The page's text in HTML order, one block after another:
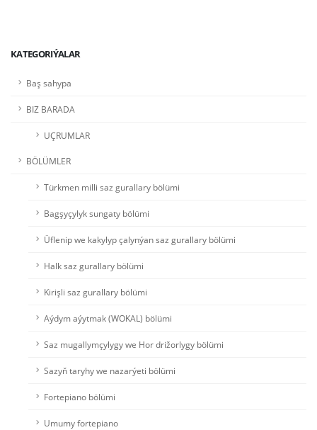
KATEGORIÝALAR
Baş sahypa
BIZ BARADA
UÇRUMLAR
BÖLÜMLER
Türkmen milli saz gurallary bölümi
Bagşyçylyk sungaty bölümi
Üflenip we kakylyp çalynýan saz gurallary bölümi
Halk saz gurallary bölümi
Kirişli saz gurallary bölümi
Aýdym aýytmak (WOKAL) bölümi
Saz mugallymçylygy we Hor drižorlygy bölümi
Sazyň taryhy we nazarýeti bölümi
Fortepiano bölümi
Umumy fortepiano